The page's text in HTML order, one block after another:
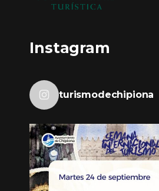
Instagram
turismodechipiona